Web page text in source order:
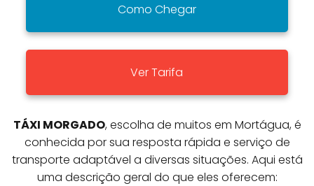
Como Chegar
Ver Tarifa
TÁXI MORGADO, escolha de muitos em Mortágua, é
conhecida por sua resposta rápida e serviço de
transporte adaptável a diversas situações. Aqui está
uma descrição geral do que eles oferecem: